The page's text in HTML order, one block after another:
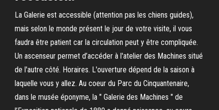
La Galerie est accessible (attention pas les chiens guides),
mais selon le monde présent le jour de votre visite, il vous
faudra être patient car la circulation peut y être compliquée.
Un ascenseur permet d’accéder à l'atelier des Machines situé
de l'autre côté. Horaires. L'ouverture dépend de la saison à
laquelle vous y allez. Au coeur du Parc du Cinquantenaire,
dans le musée éponyme, la " Galerie des Machines " de